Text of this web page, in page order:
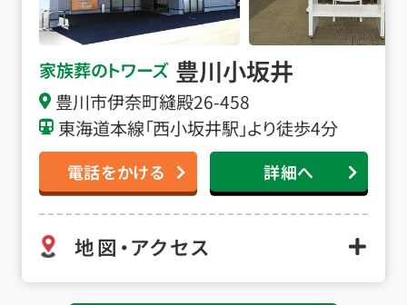
家族葬のトワーズ 豊川小坂井
豊川市伊奈町縫殿26-458
東海道本線「西小坂井駅」より徒歩4分
電話をかける 詳細へ
地図・アクセス